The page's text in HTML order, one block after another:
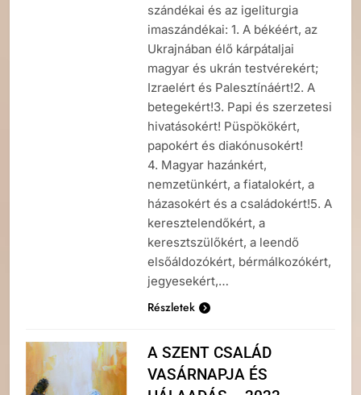
szándékai és az igeliturgia
imaszándékai: 1. A békéért, az
Ukrajnában élő kárpátaljai
magyar és ukrán testvérekért;
Izraelért és Palesztínáért!2. A
betegekért!3. Papi és szerzetesi
hivatásokért! Püspökökért,
papokért és diakónusokért!
4. Magyar hazánkért,
nemzetünkért, a fiatalokért, a
házasokért és a családokért!5. A
keresztelendőkért, a
keresztszülőkért, a leendő
elsőáldozókért, bérmálkozókért,
jegyesekért,…
Részletek
A SZENT CSALÁD
VASÁRNAPJA ÉS